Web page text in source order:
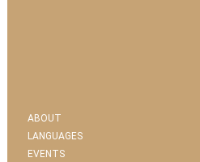
ABOUT
LANGUAGES
EVENTS